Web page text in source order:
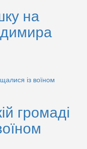
на
громаді